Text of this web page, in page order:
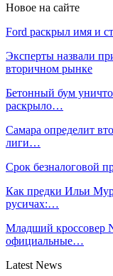
Новое на сайте
Ford раскрыл имя и
Эксперты назвали
вторичном рынке
Бетонный бум
раскрыло…
Самара определит
лиги…
Срок безналоговой
Как предки Ильи
русичах:…
Младший кроссовер
официальные…
Latest News